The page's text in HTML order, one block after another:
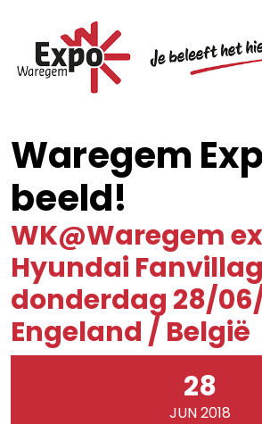
Waregem
beeld!
WK@Waregem
Hyundai
donderdag 28/
Engeland / België
28
JUN 2018